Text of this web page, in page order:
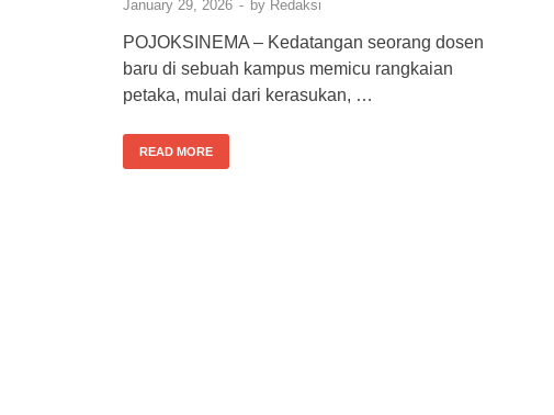
January 29, 2026 - by Redaksi
POJOKSINEMA – Kedatangan seorang dosen
baru di sebuah kampus memicu rangkaian
petaka, mulai dari kerasukan, …
READ MORE